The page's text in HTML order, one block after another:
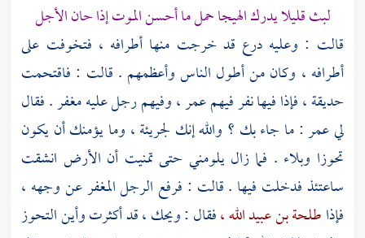
لبث قليلا يدرك الهيجا حمل ما أحسن الموت إذا حان الأجل
قالت : وعليه درع قد خرجت منها أطرافه ، فتخوفت على
أطرافه ، وكان من أطول الناس وأعظمهم . قالت : فاقتحمت
حديقة ، فإذا فيها نفر فيهمعمر ،وفيهم رجل عليه مغفر . فقال
ليعمر: ما جاء بك ؟ والله إنك لجريئة ، وما يؤمنك أن يكون
تحوزا وبلاء . فما زال يلومني حتى تمنيت أن الأرض انشقت
ساعتئذ فدخلت فيها . قالت : فرفع الرجل المغفر عن وجهه ،
فإذاطلحة بن عبيد الله ،فقال : ويحك ، قد أكثرت وأين التحوز